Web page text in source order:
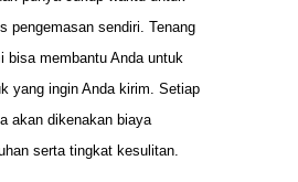
pengemasan sendiri. Tenang
bisa membantu Anda untuk
yang ingin Anda kirim. Setiap
akan dikenakan biaya
serta tingkat kesulitan.